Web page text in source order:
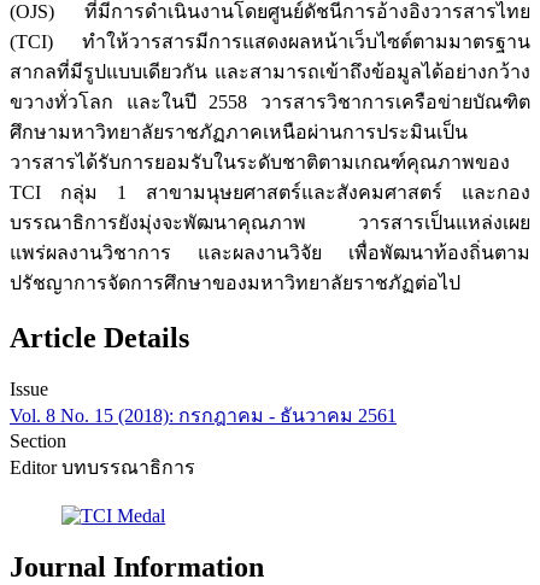
(OJS) ที่มีการดำเนินงานโดยศูนย์ดัชนีการอ้างอิงวารสารไทย
(TCI) ทำให้วารสารมีการแสดงผลหน้าเว็บไซต์ตามมาตรฐาน
สากลที่มีรูปแบบเดียวกัน และสามารถเข้าถึงข้อมูลได้อย่างกว้าง
ขวางทั่วโลก และในปี 2558 วารสารวิชาการเครือข่ายบัณฑิต
ศึกษามหาวิทยาลัยราชภัฏภาคเหนือผ่านการประมินเป็น
วารสารได้รับการยอมรับในระดับชาติตามเกณฑ์คุณภาพของ
TCI กลุ่ม 1 สาขามนุษยศาสตร์และสังคมศาสตร์ และกอง
บรรณาธิการยังมุ่งจะพัฒนาคุณภาพ วารสารเป็นแหล่งเผย
แพร่ผลงานวิชาการ และผลงานวิจัย เพื่อพัฒนาท้องถิ่นตาม
ปรัชญาการจัดการศึกษาของมหาวิทยาลัยราชภัฏต่อไป
Article Details
Issue
Vol. 8 No. 15 (2018): กรกฎาคม - ธันวาคม 2561
Section
Editor บทบรรณาธิการ
Journal Information